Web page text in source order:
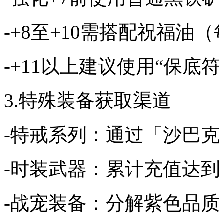
-+8至+10需搭配祝福油
-+11以上建议使用“保底
3.特殊装备获取渠道
-特戒系列：通过「沙巴
-时装武器：累计充值达
-战宠装备：分解紫色品